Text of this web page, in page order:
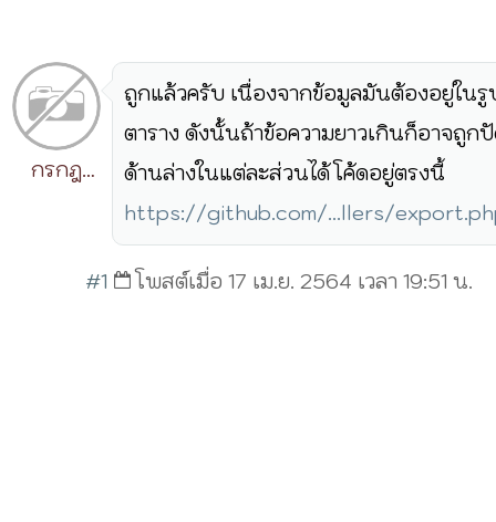
กรกฎ
ถูกแล้วครับ เนื่องจากข้อมูลมันต้องอยู่ใน
ตาราง ดังนั้นถ้าข้อความยาวเกินก็อาจถูก
ด้านล่างในแต่ละส่วนได้ โค้ดอยู่ตรงนี้
https://github.com/...llers/
#1 โพสต์เมื่อ 17 เม.ย. 2564 เวลา 19:51 น.